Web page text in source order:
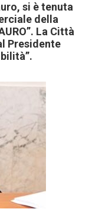
si è tenuta
della
La Città
Presidente